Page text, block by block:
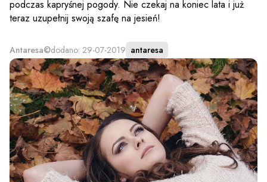
podczas kapryśnej pogody. Nie czekaj na koniec lata i już
teraz uzupełnij swoją szafę na jesień!
Antaresa©dodano: 29-07-2019 antaresa